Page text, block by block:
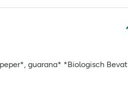
guarana* *Biologisch Bevat